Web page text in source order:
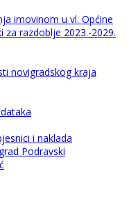
imovinom u vl. Općine
za razdoblje 2023.-2029.
novigradskog kraja
i naklada
Podravski